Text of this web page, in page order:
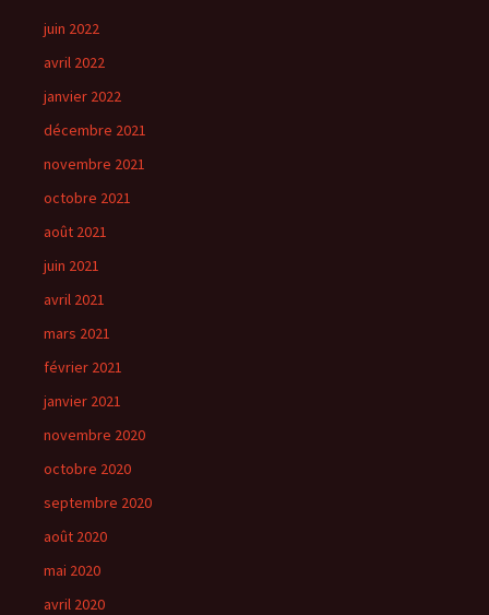
juin 2022
avril 2022
janvier 2022
décembre 2021
novembre 2021
octobre 2021
août 2021
juin 2021
avril 2021
mars 2021
février 2021
janvier 2021
novembre 2020
octobre 2020
septembre 2020
août 2020
mai 2020
avril 2020